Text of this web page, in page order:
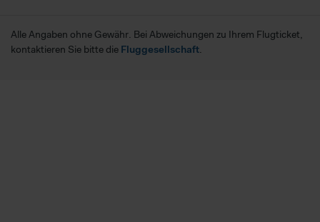
Alle Angaben ohne Gewähr. Bei Abweichungen zu Ihrem Flugticket,
kontaktieren Sie bitte die Fluggesellschaft.